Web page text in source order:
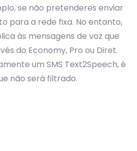
se não pretenderes enviar
para a rede fixa. No entanto,
às mensagens de voz que
do Economy, Pro ou Diret.
um SMS Text2Speech, é
não será filtrado.